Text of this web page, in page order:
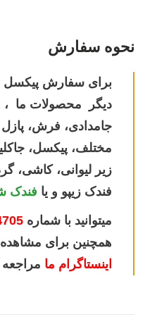
نحوه سفارش
برای سفارش پیکسل
دیگر محصولات ما ،
جامدادی، فرش،
مختلف، پیکسل،
زیر لیوانی، کاشی،
فندک زیپو و یا فندک
میتوانید با شماره
همچنین برای مشاهده
اینستاگرام ما مراجعه